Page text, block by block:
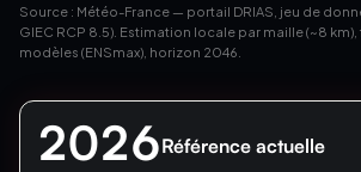
Source : Météo-France — portail DRIAS, jeu de
GIEC RCP 8.5). Estimation locale par maille (~8
modèles (ENSmax), horizon 2046.
2026Référence actuelle